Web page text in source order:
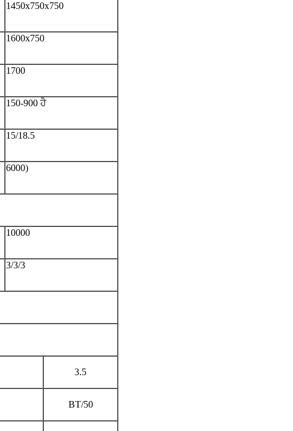
1450x750x750
1600x750
1700
150-900 ਹੈ
15/18.5
6000)
10000
3/3/3
3.5
BT/50